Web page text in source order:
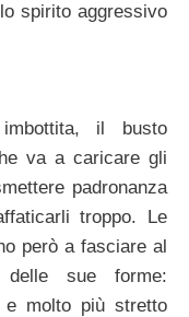
spirito aggressivo
il busto
va a caricare gli
padronanza
troppo. Le
però a fasciare al
sue forme:
e molto più stretto